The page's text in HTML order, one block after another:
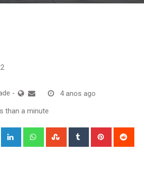
- 4 anos ago
than a minute
Google+ LinkedIn WhatsappStumbleUpon
Tumblr Pinterest